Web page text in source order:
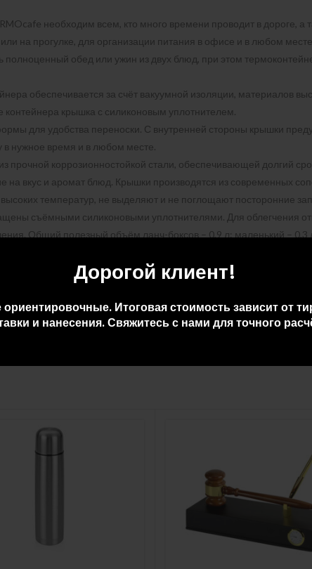
Дорогой клиент!
Итоговая стоимость зависит от
и нанесения. Свяжитесь с нами для точного
необходим всем, кто много времени проводит в дороге, а
на прогулке, для организации питания в офисе и в любом месте,
полноценный обед или ужин из двух блюд, при этом
обеспечивается за счёт вакуумной изоляции, материалов
крышка с силиконовым уплотнителем.
для удобства переноски. С внутренней стороны крышки
в нужное время и в любом месте.
прочной коррозионностойкой стали, обеспечивающей долгий
вкус и аромат блюд. Крышки производятся из современных
температур, не выделяют и не поглощают посторонние
съёмными силиконовыми уплотнителями. Для облегчения
Общий полезный объём ланч-боксов – 0,9 л: маленький – 0,3
больше 100 г. Широкое горлышко ёмкостей для еды удобно для
с лёгкостью соблюдать режим питания и внесёт весомый